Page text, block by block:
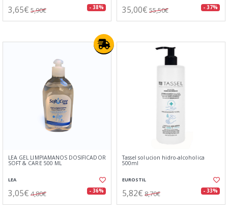
3,65€ 5,90€ - 38% 35,00€ 55,50€ - 37%
LEA GEL LIMPIAMANOS DOSIFICADOR
SOFT & CARE 500 ML
LEA
3,05€ 4,80€ - 36%
Tassel solucion hidro-alcoholica
500ml
EUROSTIL
5,82€ 8,70€ - 33%